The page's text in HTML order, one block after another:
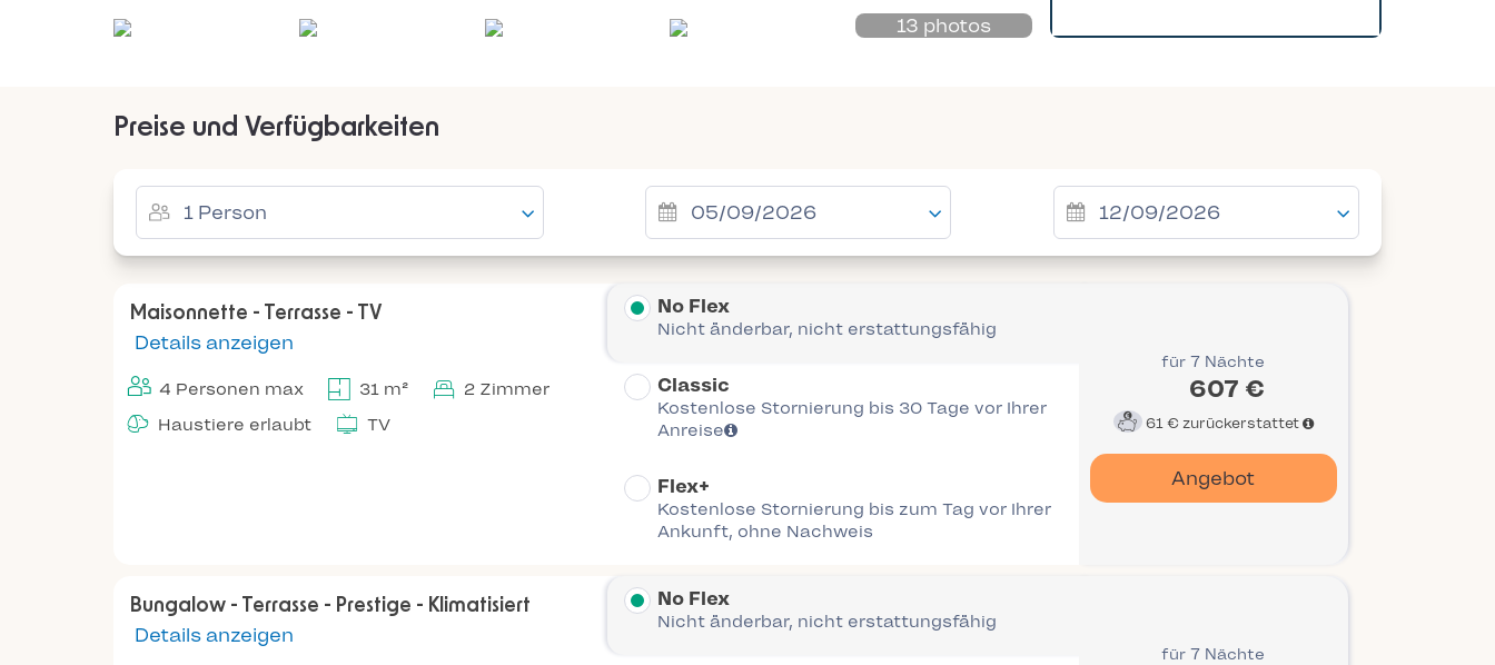
13 photos
Preise und Verfügbarkeiten
Maisonnette - Terrasse - TV
Details anzeigen
4 Personen max 31 m²
2 Zimmer
Haustiere erlaubt
TV
No Flex
Nicht änderbar, nicht erstattungsfähig
Classic
Kostenlose Stornierung bis 30 Tage vor Ihrer
Anreise
Flex+
Kostenlose Stornierung bis zum Tag vor Ihrer
Ankunft, ohne Nachweis
für 7 Nächte
607 €
61 € zurückerstattet
Angebot
Bungalow - Terrasse - Prestige - Klimatisiert
Details anzeigen
No Flex
Nicht änderbar, nicht erstattungsfähig
für 7 Nächte